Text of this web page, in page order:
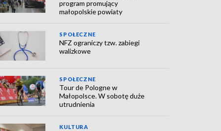
program promujący
małopolskie powiaty
SPOŁECZNE
NFZ ograniczy tzw. zabiegi
walizkowe
SPOŁECZNE
Tour de Pologne w
Małopolsce. W sobotę duże
utrudnienia
KULTURA